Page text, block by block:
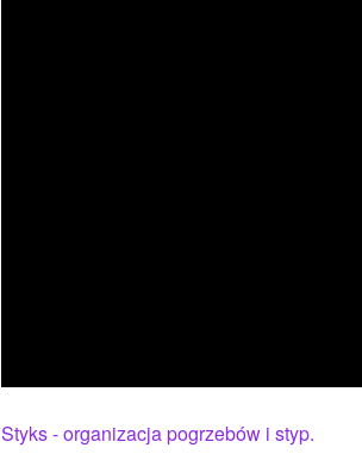
Styks - organizacja pogrzebów i styp.